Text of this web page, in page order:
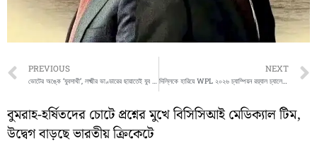
Prev
PREVIOUS NEXT
দিল্লিকে হারিয়ে WPL ২০২৬ চ্যাম্পিয়ন রয়্যাল চ্যালেঞ্জার্স বেঙ্গালুরু, স্মৃতি মান্ধানার নেতৃত্বে ইতিহাস
বুমরাহ-হর্ষিতদের চোটে প্রশ্নের মুখে বিসিসিআই মেডিক্যাল টিম,
উদ্বেগ বাড়ছে ভারতীয় ক্রিকেটে